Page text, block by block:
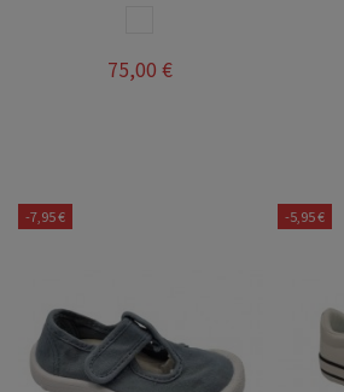
75,00 €
-7,95 € -5,95 €